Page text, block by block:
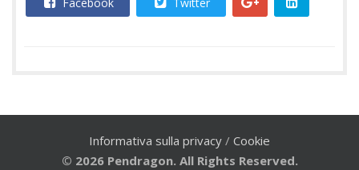
Facebook Twitter
Informativa sulla privacy / Cookie
© 2026 Pendragon. All Rights Reserved.